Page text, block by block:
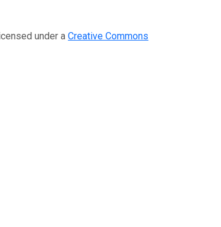
under aCreative Commons